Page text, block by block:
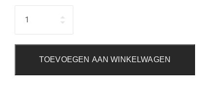
TOEVOEGEN AAN WINKELWAGEN